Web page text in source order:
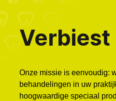
Verbiest
Onze missie is eenvoudig:
behandelingen in uw
hoogwaardige speciaal